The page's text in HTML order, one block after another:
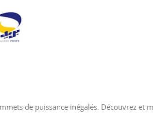
de puissance inégalés. Découvrez et